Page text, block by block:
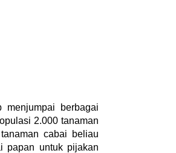
berbagai
2.000 tanaman
cabai beliau
papan untuk pijakan